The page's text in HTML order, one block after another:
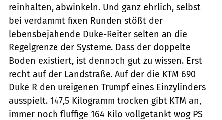
reinhalten, abwinkeln. Und ganz ehrlich, selbst
bei verdammt fixen Runden stößt der
lebensbejahende Duke-Reiter selten an die
Regelgrenze der Systeme. Dass der doppelte
Boden existiert, ist dennoch gut zu wissen. Erst
recht auf der Landstraße. Auf der die KTM 690
Duke R den ureigenen Trumpf eines Einzylinders
ausspielt. 147,5 Kilogramm trocken gibt KTM an,
immer noch fluffige 164 Kilo vollgetankt wog PS